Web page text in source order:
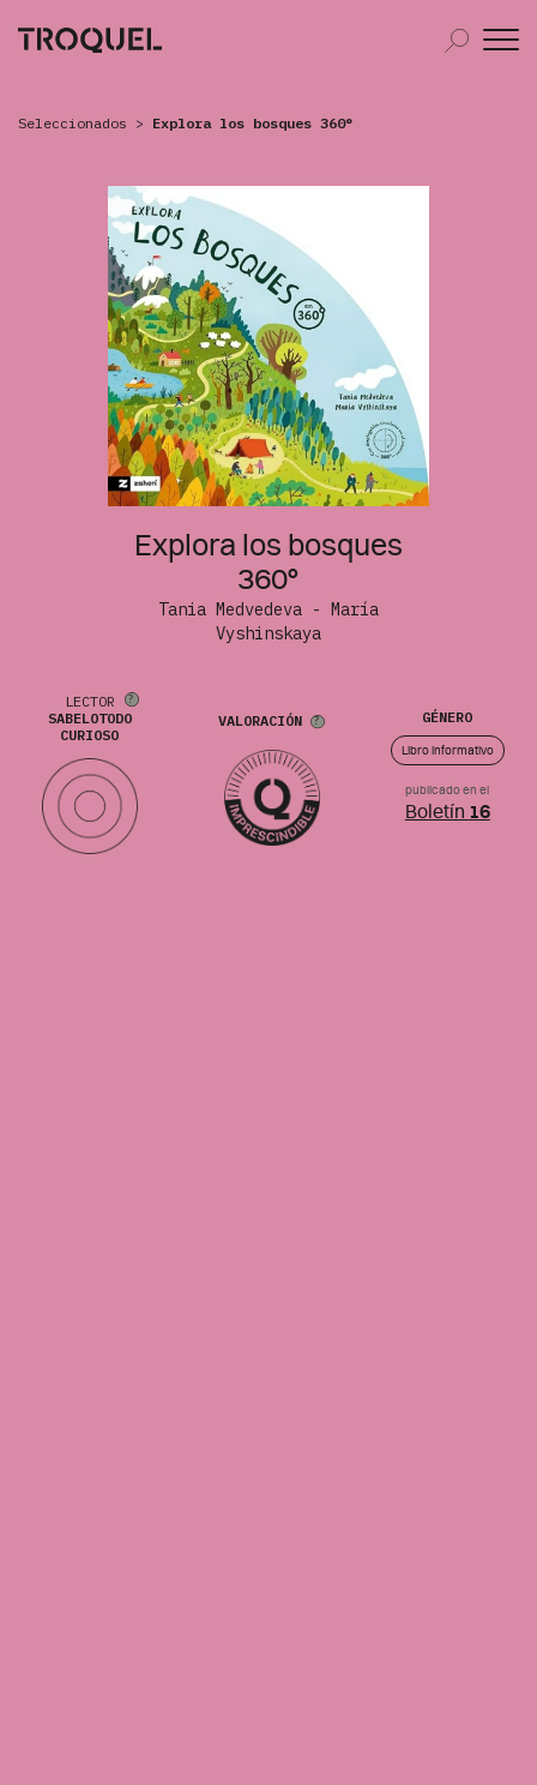
Seleccionados > Explora los bosques 360°
Explora los bosques
360°
Tania Medvedeva - María
Vyshinskaya
LECTOR
SABELOTODO
CURIOSO
VALORACIÓN GÉNERO
Libro informativo
publicado en el
Boletín 16